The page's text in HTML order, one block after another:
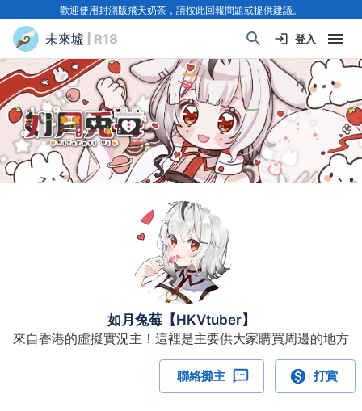
歡迎使用封測版飛天奶茶，請按此回報問題或提供建議。
未來墟 | R18 登入
如月兔莓【HKVtuber】
來自香港的虛擬實況主！這裡是主要供大家購買周邊的地方
聯絡攤主 打賞